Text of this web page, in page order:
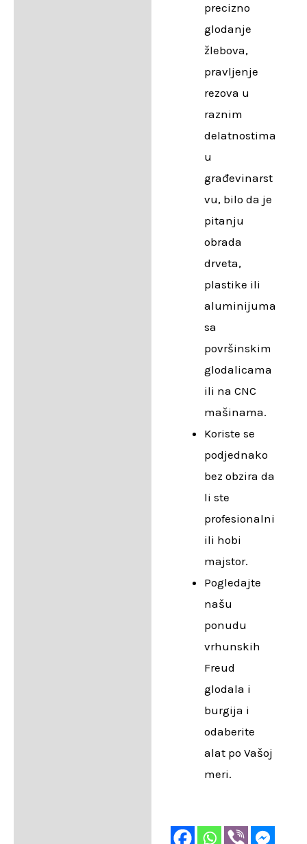
precizno
glodanje
žlebova,
pravljenje
rezova u
raznim
delatnostima
u
građevinarst
vu, bilo da je
pitanju
obrada
drveta,
plastike ili
aluminijuma
sa
površinskim
glodalicama
ili na CNC
mašinama.
Koriste se
podjednako
bez obzira da
li ste
profesionalni
ili hobi
majstor.
Pogledajte
našu
ponudu
vrhunskih
Freud
glodala i
burgija i
odaberite
alat po Vašoj
meri.